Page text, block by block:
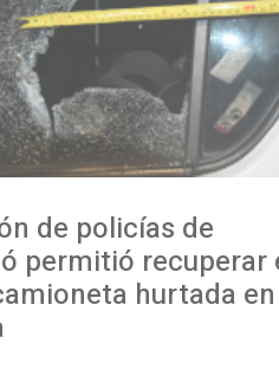
policías de
recuperar en
hurtada en